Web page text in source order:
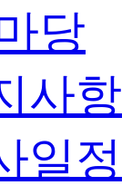
당
사항
일정